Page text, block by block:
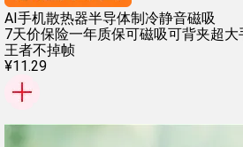
AI手机散热器半导体制冷静音磁吸
7天价保险一年质保可磁吸可背夹超大
王者不掉帧
¥11.29